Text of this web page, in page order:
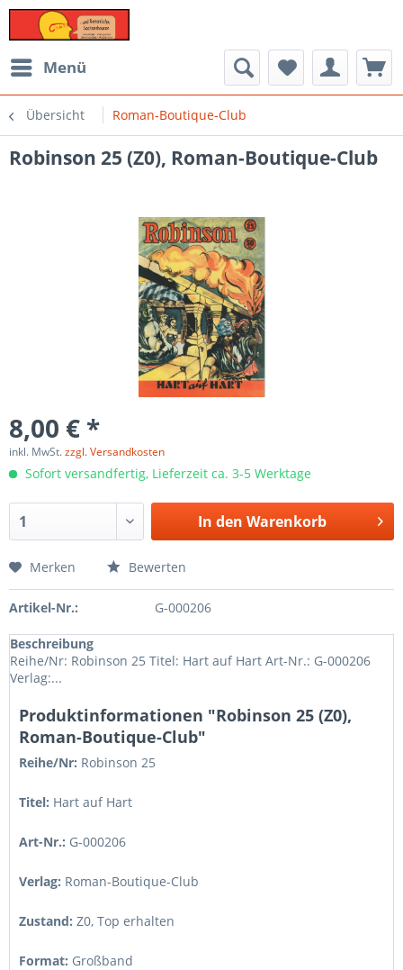
Menü
Übersicht Roman-Boutique-Club
Robinson 25 (Z0), Roman-Boutique-Club
8,00 € *
inkl. MwSt.zzgl. Versandkosten
Sofort versandfertig, Lieferzeit ca. 3-5 Werktage
In den Warenkorb
Merken Bewerten
Artikel-Nr.: G-000206
Beschreibung
Reihe/Nr: Robinson 25 Titel: Hart auf Hart Art-Nr.: G-000206
Verlag:...
Produktinformationen "Robinson 25 (Z0),
Roman-Boutique-Club"
Reihe/Nr: Robinson 25
Titel: Hart auf Hart
Art-Nr.: G-000206
Verlag: Roman-Boutique-Club
Zustand: Z0, Top erhalten
Format: Großband